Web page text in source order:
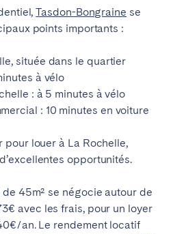
Tasdon-Bongraine se
points importants :
située dans le quartier
à vélo
: à 5 minutes à vélo
: 10 minutes en voiture
pour louer à La Rochelle,
opportunités.
45m² se négocie autour de
avec les frais, pour un loyer
an. Le rendement locatif